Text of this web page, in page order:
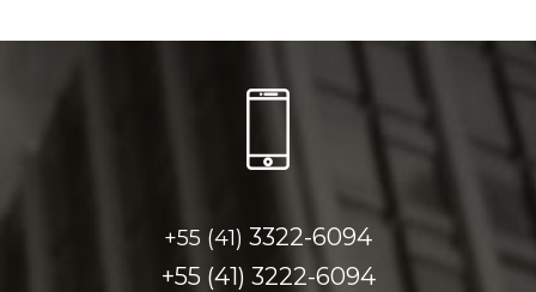
+55 (41) 3322-6094
+55 (41) 3222-6094